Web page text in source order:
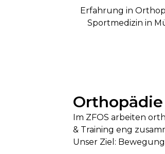
Erfahrung in
Sportmedizin in
Orthopädie
Im ZFOS arbeiten
& Training eng
Unser Ziel: